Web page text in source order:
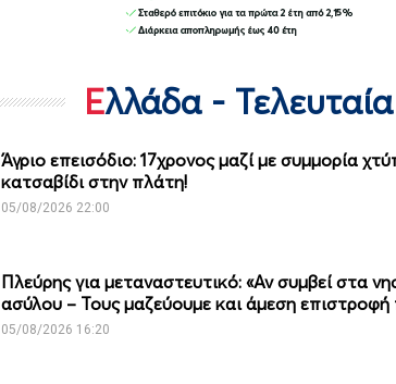
Ελλάδα -
Άγριο επεισόδιο: 17χρονος μαζί με συμμορία
κατσαβίδι στην πλάτη!
05/08/2026 22:00
Πλεύρης για μεταναστευτικό: «Αν συμβεί στα
ασύλου – Τους μαζεύουμε και άμεση επιστροφή
05/08/2026 16:20